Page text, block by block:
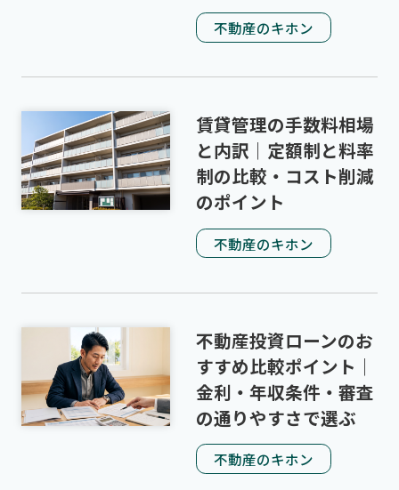
不動産のキホン
賃貸管理の手数料相場
と内訳｜定額制と料率
制の比較・コスト削減
のポイント
不動産のキホン
不動産投資ローンのお
すすめ比較ポイント｜
金利・年収条件・審査
の通りやすさで選ぶ
不動産のキホン